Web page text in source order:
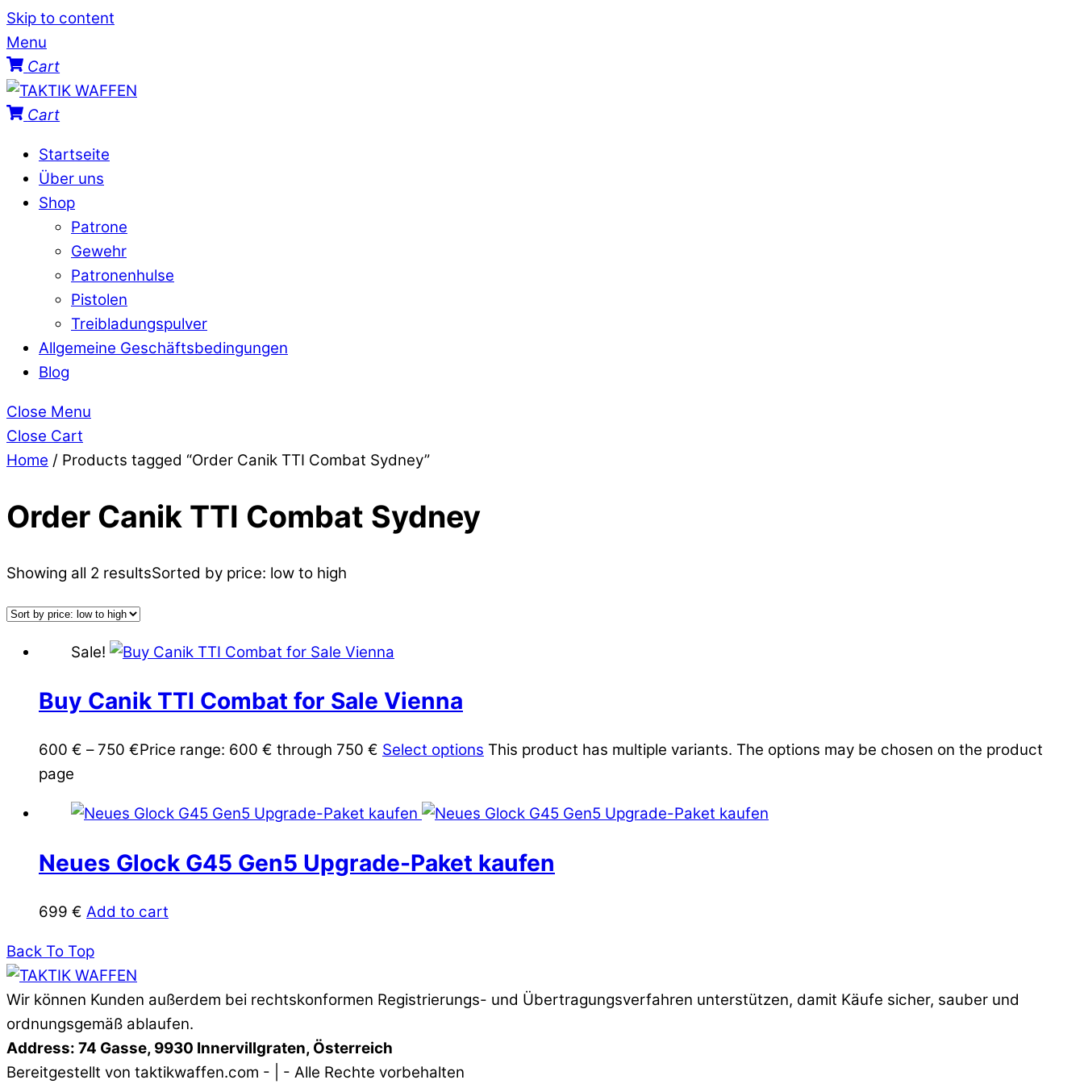
Skip to content
Menu
Cart
Cart
Startseite
Über uns
Shop
Patrone
Gewehr
Patronenhulse
Pistolen
Treibladungspulver
Allgemeine Geschäftsbedingungen
Blog
Close Menu
Close Cart
Home / Products tagged “Order Canik TTI Combat Sydney”
Order Canik TTI Combat Sydney
Showing all 2 resultsSorted by price: low to high
Sale!
Buy Canik TTI Combat for Sale Vienna
600 € – 750 €Price range: 600 € through 750 € Select options This product has multiple variants. The options may be chosen on the product
page
Neues Glock G45 Gen5 Upgrade-Paket kaufen
699 € Add to cart
Back To Top
Wir können Kunden außerdem bei rechtskonformen Registrierungs- und Übertragungsverfahren unterstützen, damit Käufe sicher, sauber und
ordnungsgemäß ablaufen.
Address: 74 Gasse, 9930 Innervillgraten, Österreich
Bereitgestellt von taktikwaffen.com - | - Alle Rechte vorbehalten